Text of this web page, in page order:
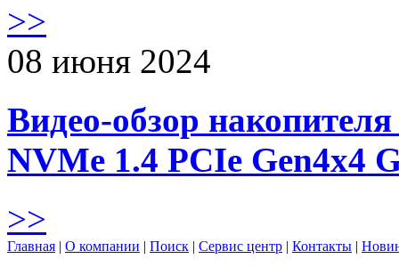
>>
08 июня 2024
Видео-обзор
NVMe 1.4 PCIe Gen4х4
>>
Главная | О компании | Поиск | Сервис центр | Контакты |